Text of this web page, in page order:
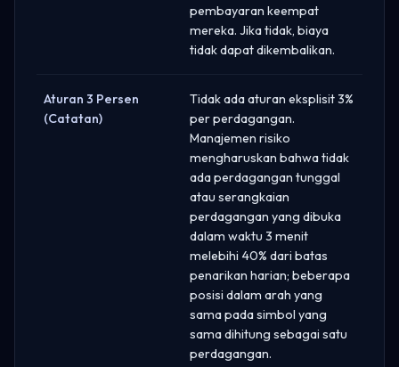
pembayaran keempat
mereka. Jika tidak, biaya
tidak dapat dikembalikan.
Aturan 3 Persen
(Catatan)
Tidak ada aturan eksplisit 3%
per perdagangan.
Manajemen risiko
mengharuskan bahwa tidak
ada perdagangan tunggal
atau serangkaian
perdagangan yang dibuka
dalam waktu 3 menit
melebihi 40% dari batas
penarikan harian; beberapa
posisi dalam arah yang
sama pada simbol yang
sama dihitung sebagai satu
perdagangan.